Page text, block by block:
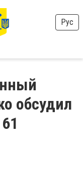
Рус
обсудил